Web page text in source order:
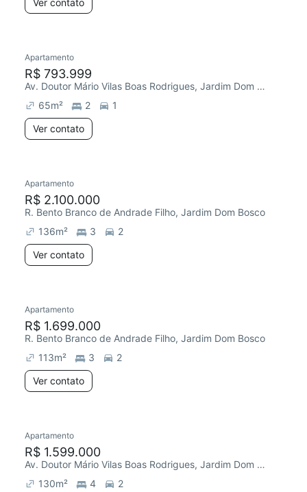
Ver contato
Apartamento
R$ 793.999
Av. Doutor Mário Vilas Boas Rodrigues, Jardim Dom Bosco
65m² 2
1
Ver contato
Apartamento
R$ 2.100.000
R. Bento Branco de Andrade Filho, Jardim Dom Bosco
136m² 3
2
Ver contato
Apartamento
R$ 1.699.000
R. Bento Branco de Andrade Filho, Jardim Dom Bosco
113m² 3
2
Ver contato
Apartamento
R$ 1.599.000
Av. Doutor Mário Vilas Boas Rodrigues, Jardim Dom Bosco
130m² 4
2